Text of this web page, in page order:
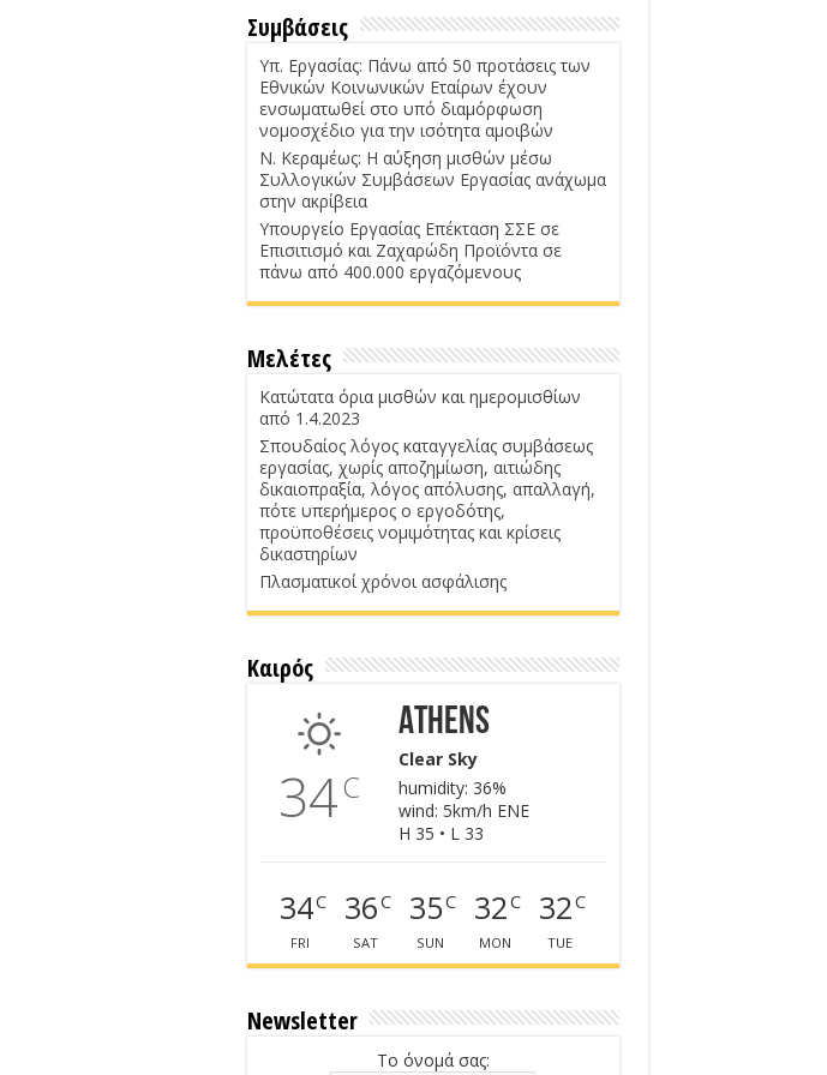
Συμβάσεις
Υπ. Εργασίας: Πάνω από 50 προτάσεις των
Εθνικών Κοινωνικών Εταίρων έχουν
ενσωματωθεί στο υπό διαμόρφωση
νομοσχέδιο για την ισότητα αμοιβών
Ν. Κεραμέως: Η αύξηση μισθών μέσω
Συλλογικών Συμβάσεων Εργασίας ανάχωμα
στην ακρίβεια
Υπουργείο Εργασίας Επέκταση ΣΣΕ σε
Επισιτισμό και Ζαχαρώδη Προϊόντα σε
πάνω από 400.000 εργαζόμενους
Μελέτες
Κατώτατα όρια μισθών και ημερομισθίων
από 1.4.2023
Σπουδαίος λόγος καταγγελίας συμβάσεως
εργασίας, χωρίς αποζημίωση, αιτιώδης
δικαιοπραξία, λόγος απόλυσης, απαλλαγή,
πότε υπερήμερος ο εργοδότης,
προϋποθέσεις νομιμότητας και κρίσεις
δικαστηρίων
Πλασματικοί χρόνοι ασφάλισης
Καιρός
34C
Athens
Clear Sky
humidity: 36%
wind: 5km/h ENE
H 35 • L 33
34C
FRI
36C
SAT
35C
SUN
32C
MON
32C
TUE
Newsletter
Το όνομά σας: